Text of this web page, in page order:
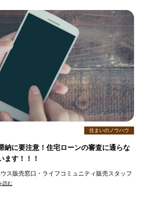
住まいのノウハウ
納に要注意！住宅ローンの審査に通らな
ます！！！
ス販売窓口・ライフコミュニティ販売スタッフ
読む